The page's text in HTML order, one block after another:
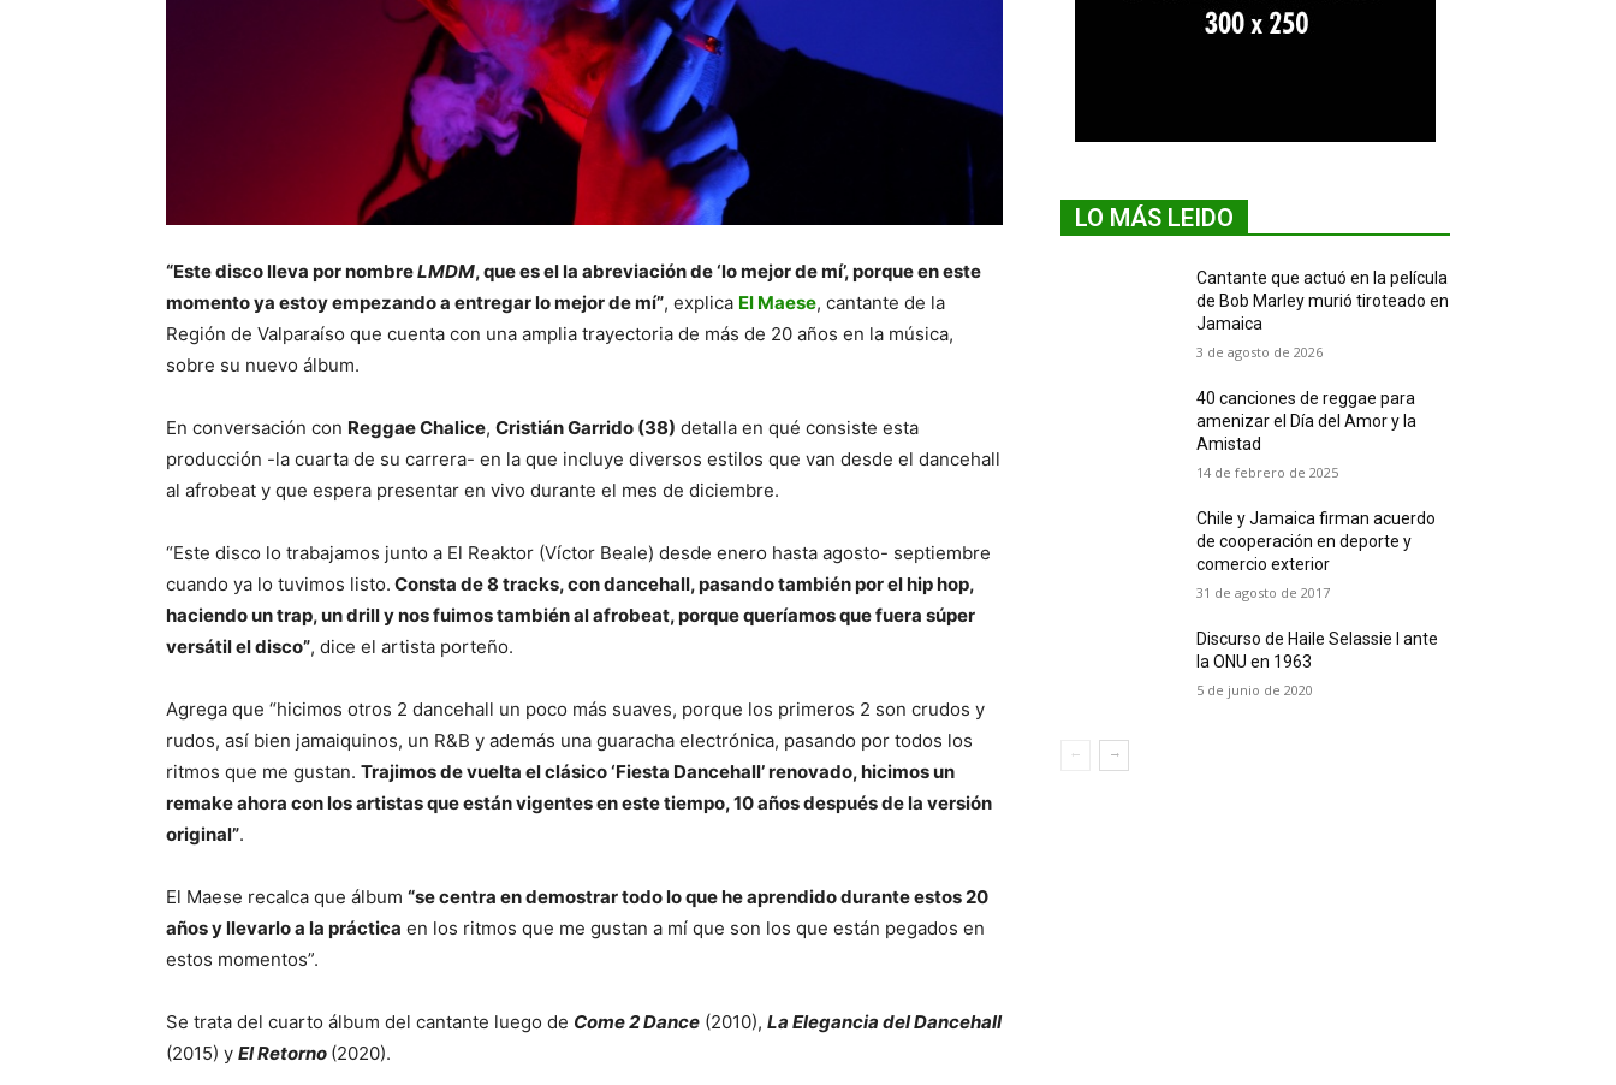
“Este disco lleva por nombreLMDM, que es el la abreviación de ‘lo mejor de mí’, porque en este
momento ya estoy empezando a entregar lo mejor de mí”, explica El Maese, cantante de la
Región de Valparaíso que cuenta con una amplia trayectoria de más de 20 años en la música,
sobre su nuevo álbum.
En conversación con Reggae Chalice, Cristián Garrido (38) detalla en qué consiste esta
producción -la cuarta de su carrera- en la que incluye diversos estilos que van desde el dancehall
al afrobeat y que espera presentar en vivo durante el mes de diciembre.
“Este disco lo trabajamos junto a El Reaktor (Víctor Beale) desde enero hasta agosto- septiembre
cuando ya lo tuvimos listo. Consta de 8 tracks, con dancehall, pasando también por el hip hop,
haciendo un trap, un drill y nos fuimos también al afrobeat, porque queríamos que fuera súper
versátil el disco”, dice el artista porteño.
Agrega que “hicimos otros 2 dancehall un poco más suaves, porque los primeros 2 son crudos y
rudos, así bien jamaiquinos, un R&B y además una guaracha electrónica, pasando por todos los
ritmos que me gustan. Trajimos de vuelta el clásico ‘Fiesta Dancehall’ renovado, hicimos un
remake ahora con los artistas que están vigentes en este tiempo, 10 años después de la versión
original”.
El Maese recalca que álbum “se centra en demostrar todo lo que he aprendido durante estos 20
años y llevarlo a la práctica en los ritmos que me gustan a mí que son los que están pegados en
estos momentos”.
Se trata del cuarto álbum del cantante luego de Come 2 Dance (2010), La Elegancia del Dancehall
(2015) y El Retorno (2020).
LO MÁS LEIDO
Cantante que actuó en la película
de Bob Marley murió tiroteado en
Jamaica
3 de agosto de 2026
40 canciones de reggae para
amenizar el Día del Amor y la
Amistad
14 de febrero de 2025
Chile y Jamaica firman acuerdo
de cooperación en deporte y
comercio exterior
31 de agosto de 2017
Discurso de Haile Selassie I ante
la ONU en 1963
5 de junio de 2020